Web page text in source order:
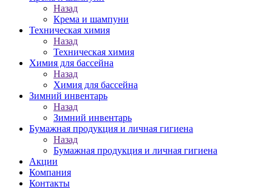
Назад
Крема и шампуни
Техническая химия
Назад
Техническая химия
Химия для бассейна
Назад
Химия для бассейна
Зимний инвентарь
Назад
Зимний инвентарь
Бумажная продукция и личная гигиена
Назад
Бумажная продукция и личная гигиена
Акции
Компания
Контакты